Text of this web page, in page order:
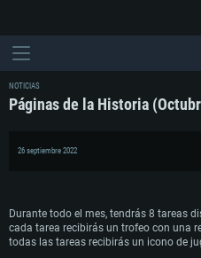
NOTICIAS
Páginas de la Historia
26 septiembre 2022
Durante todo el mes, tendrás 8 tareas
cada tarea recibirás un trofeo con una
todas las tareas recibirás un icono de